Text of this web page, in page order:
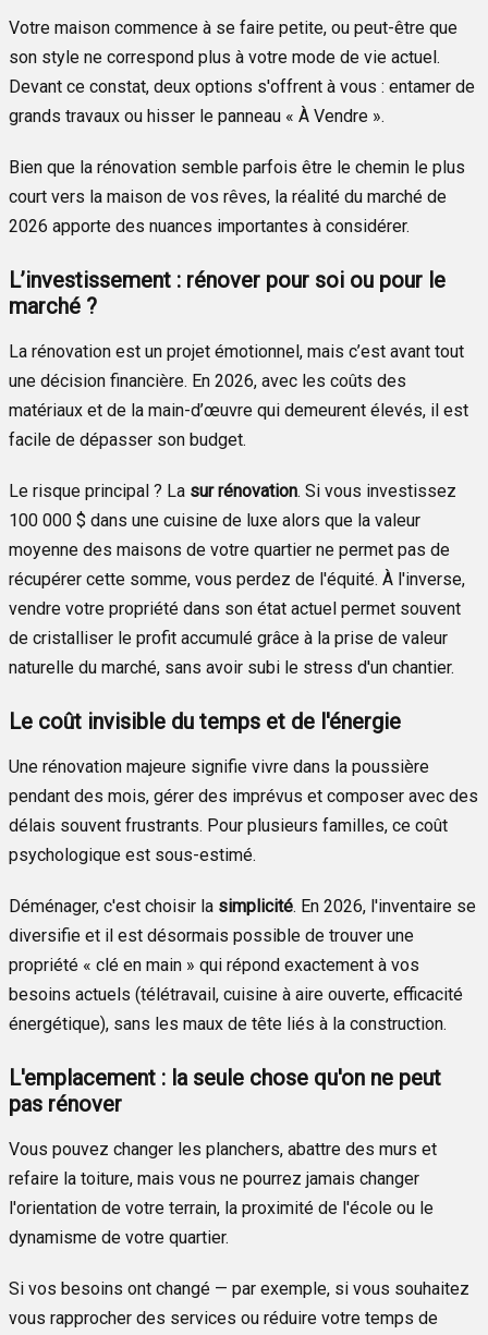
Votre maison commence à se faire petite, ou peut-être que
son style ne correspond plus à votre mode de vie actuel.
Devant ce constat, deux options s'offrent à vous : entamer de
grands travaux ou hisser le panneau « À Vendre ».
Bien que la rénovation semble parfois être le chemin le plus
court vers la maison de vos rêves, la réalité du marché de
2026 apporte des nuances importantes à considérer.
L’investissement : rénover pour soi ou pour le
marché ?
La rénovation est un projet émotionnel, mais c’est avant tout
une décision financière. En 2026, avec les coûts des
matériaux et de la main-d’œuvre qui demeurent élevés, il est
facile de dépasser son budget.
Le risque principal ? La sur rénovation. Si vous investissez
100 000 $ dans une cuisine de luxe alors que la valeur
moyenne des maisons de votre quartier ne permet pas de
récupérer cette somme, vous perdez de l'équité. À l'inverse,
vendre votre propriété dans son état actuel permet souvent
de cristalliser le profit accumulé grâce à la prise de valeur
naturelle du marché, sans avoir subi le stress d'un chantier.
Le coût invisible du temps et de l'énergie
Une rénovation majeure signifie vivre dans la poussière
pendant des mois, gérer des imprévus et composer avec des
délais souvent frustrants. Pour plusieurs familles, ce coût
psychologique est sous-estimé.
Déménager, c'est choisir la simplicité. En 2026, l'inventaire se
diversifie et il est désormais possible de trouver une
propriété « clé en main » qui répond exactement à vos
besoins actuels (télétravail, cuisine à aire ouverte, efficacité
énergétique), sans les maux de tête liés à la construction.
L'emplacement : la seule chose qu'on ne peut
pas rénover
Vous pouvez changer les planchers, abattre des murs et
refaire la toiture, mais vous ne pourrez jamais changer
l'orientation de votre terrain, la proximité de l'école ou le
dynamisme de votre quartier.
Si vos besoins ont changé — par exemple, si vous souhaitez
vous rapprocher des services ou réduire votre temps de